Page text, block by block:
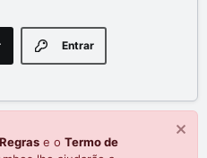
Entrar
Regras e o Termo de